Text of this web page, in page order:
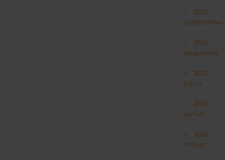
2021.
szeptember
2021.
augusztus
2021.
július
2021.
június
2021.
május